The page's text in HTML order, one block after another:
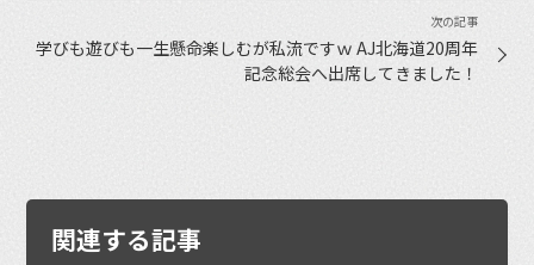
学びも遊びも一生懸命楽しむが私流ですｗ AJ北海道20周年
記念総会へ出席してきました！
関連する記事